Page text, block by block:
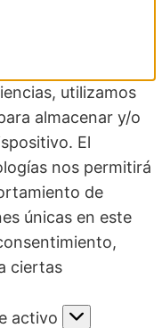
utilizamos
almacenar y/o
El
nos permitirá
de
únicas en este
ciertas
activo